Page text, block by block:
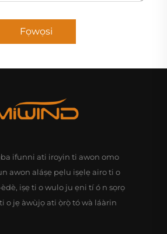
Fọwọsi
ifunni ati iroyin ti awon omo
awon aláṣẹ pẹlu iṣẹlẹ airo ti o
iṣẹ ti o wulo ju ẹni tí ó n sọrọ
o jẹ àwùjọ ati ọ̀rọ̀ tó wà láàrin